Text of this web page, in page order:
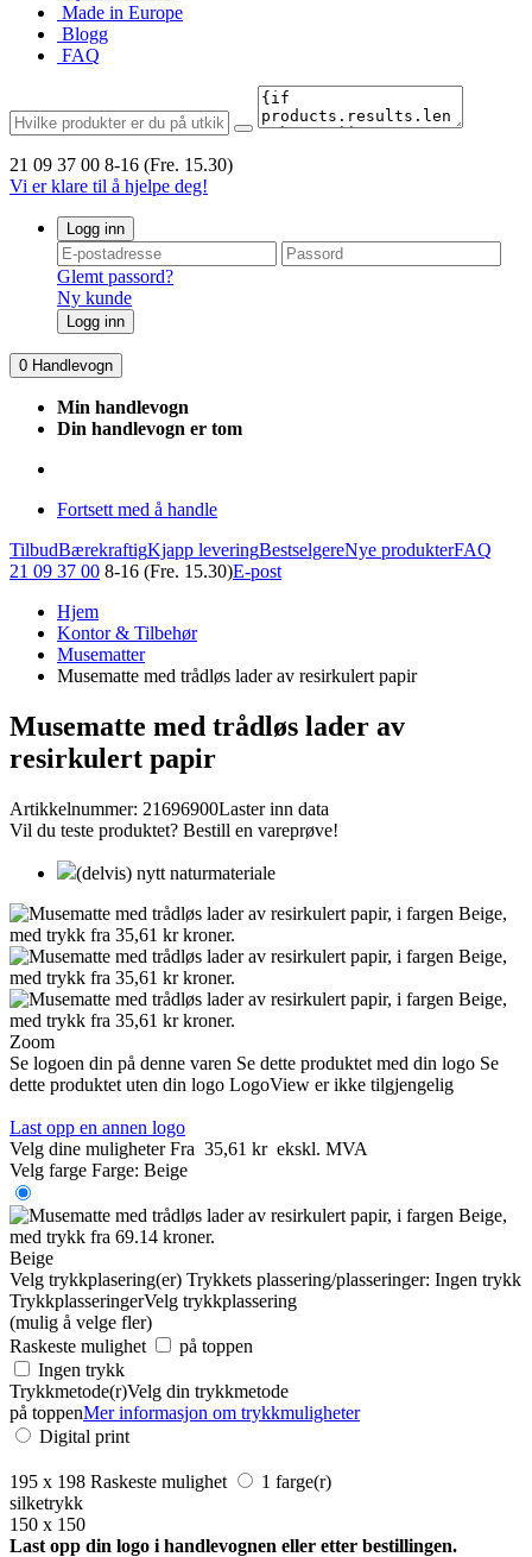
Made in Europe
Blogg
FAQ
21 09 37 00 8-16 (Fre. 15.30)
Vi er klare til å hjelpe deg!
Logg inn
Glemt passord?
Ny kunde
Logg inn
0 Handlevogn
Min handlevogn
Din handlevogn er tom
Fortsett med å handle
TilbudBærekraftigKjapp leveringBestselgereNye produkterFAQ
21 09 37 00 8-16 (Fre. 15.30)E-post
Hjem
Kontor & Tilbehør
Musematter
Musematte med trådløs lader av resirkulert papir
Musematte med trådløs lader av
resirkulert papir
Artikkelnummer: 21696900Laster inn data
Vil du teste produktet? Bestill en vareprøve!
(delvis) nytt naturmateriale
Zoom
Se logoen din på denne varen Se dette produktet med din logo Se
dette produktet uten din logo LogoView er ikke tilgjengelig
Last opp en annen logo
Velg dine muligheter Fra 35,61 kr ekskl. MVA
Velg farge Farge: Beige
Beige
Velg trykkplasering(er) Trykkets plassering/plasseringer: Ingen trykk
TrykkplasseringerVelg trykkplassering
(mulig å velge fler)
Raskeste mulighet
på toppen
Ingen trykk
Trykkmetode(r)Velg din trykkmetode
på toppenMer informasjon om trykkmuligheter
Digital print
195 x 198 Raskeste mulighet
1 farge(r)
silketrykk
150 x 150
Last opp din logo i handlevognen eller etter bestillingen.